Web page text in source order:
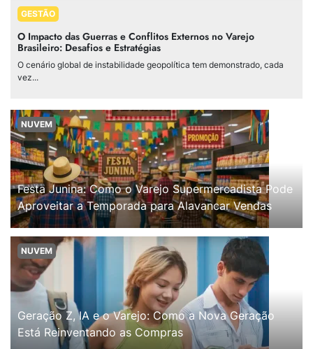
GESTÃO
O Impacto das Guerras e Conflitos Externos no Varejo
Brasileiro: Desafios e Estratégias
O cenário global de instabilidade geopolítica tem demonstrado, cada
vez...
NUVEM
Festa Junina: Como o Varejo Supermercadista Pode
Aproveitar a Temporada para Alavancar Vendas
NUVEM
Geração Z, IA e o Varejo: Como a Nova Geração
Está Reinventando as Compras